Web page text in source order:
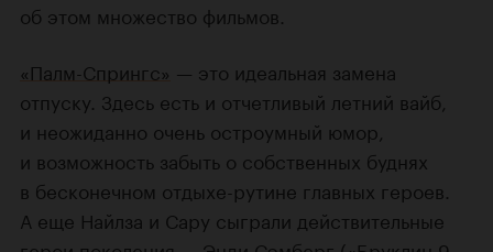
об этом множество фильмов.
«Палм-Спрингс» — это идеальная замена
отпуску. Здесь есть и отчетливый летний вайб,
и неожиданно очень остроумный юмор,
и возможность забыть о собственных буднях
в бесконечном отдыхе-рутине главных героев.
А еще Найлза и Сару сыграли действительные